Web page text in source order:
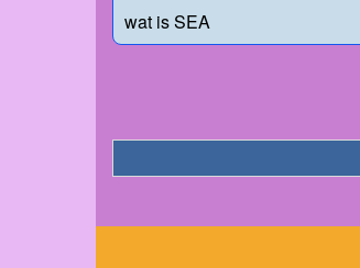
wat is SEA